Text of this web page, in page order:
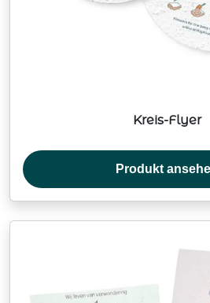
Kreis-Flyer
Produkt